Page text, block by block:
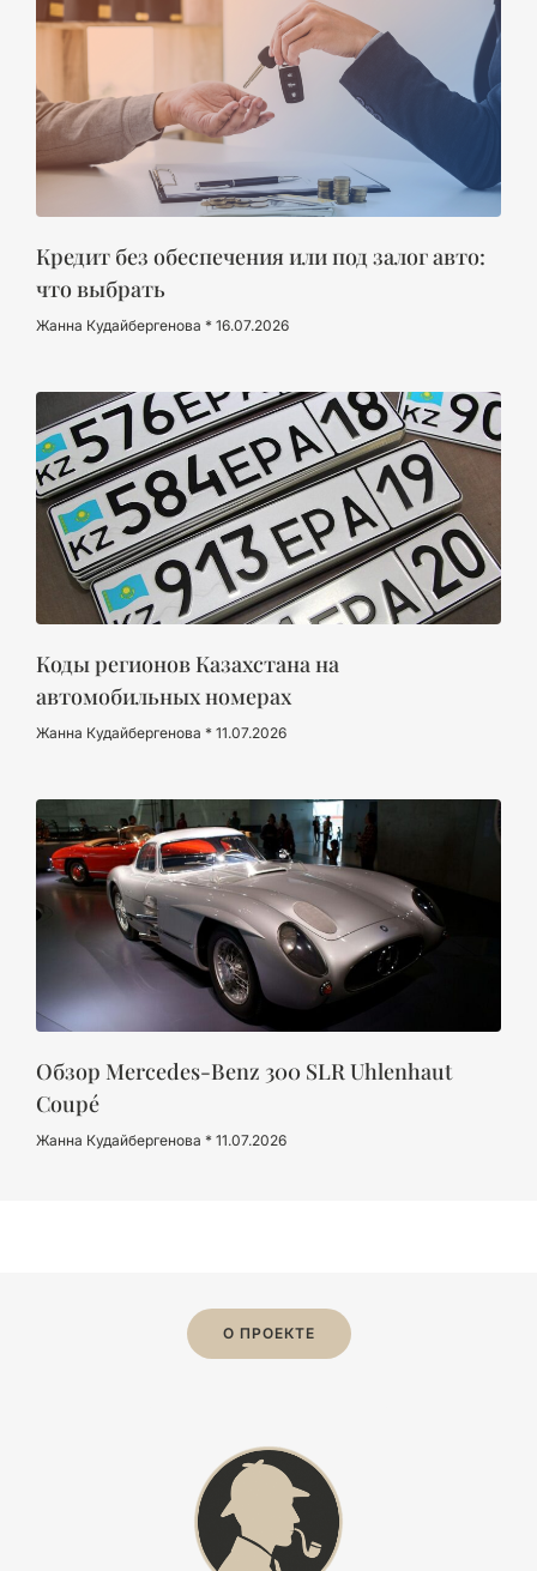
Кредит без обеспечения или под залог авто:
что выбрать
Жанна Кудайбергенова 16.07.2026
Коды регионов Казахстана на
автомобильных номерах
Жанна Кудайбергенова 11.07.2026
Обзор Mercedes-Benz 300 SLR Uhlenhaut
Coupé
Жанна Кудайбергенова 11.07.2026
О ПРОЕКТЕ